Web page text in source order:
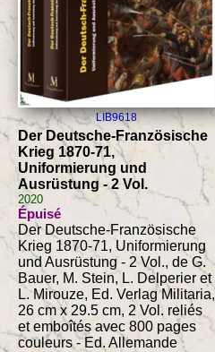
LIB9618
Der Deutsche-Französische
Krieg 1870-71,
Uniformierung und
Ausrüstung - 2 Vol.
2020
Épuisé
Der Deutsche-Französische
Krieg 1870-71, Uniformierung
und Ausrüstung - 2 Vol., de G.
Bauer, M. Stein, L. Delperier et
L. Mirouze, Ed. Verlag Militaria,
26 cm x 29.5 cm, 2 Vol. reliés
et emboîtés avec 800 pages
couleurs - Ed. Allemande